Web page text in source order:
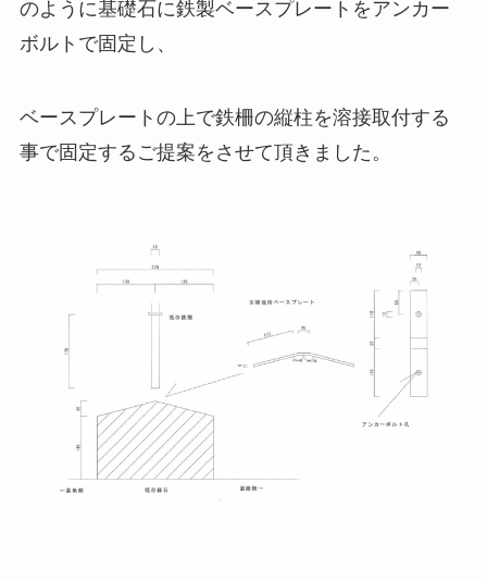
のように基礎石に鉄製ベースプレートをアンカー
ボルトで固定し、
ベースプレートの上で鉄柵の縦柱を溶接取付する
事で固定するご提案をさせて頂きました。